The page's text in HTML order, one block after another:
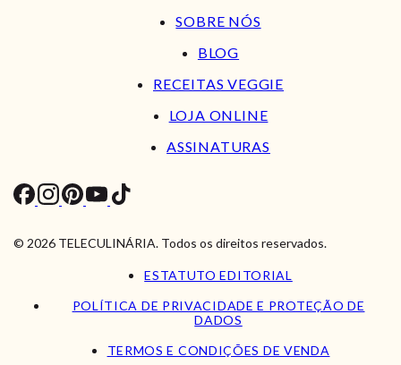
SOBRE NÓS
BLOG
RECEITAS VEGGIE
LOJA ONLINE
ASSINATURAS
© 2026 TELECULINÁRIA. Todos os direitos reservados.
ESTATUTO EDITORIAL
POLÍTICA DE PRIVACIDADE E PROTEÇÃO DE
DADOS
TERMOS E CONDIÇÕES DE VENDA